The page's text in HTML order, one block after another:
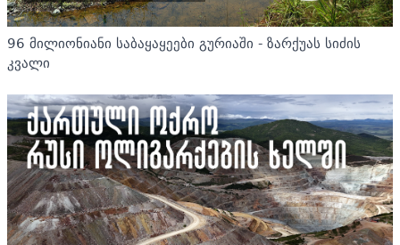
96 მილიონიანი საბაყაყეები გურიაში - ზარქუას სიძის
კვალი